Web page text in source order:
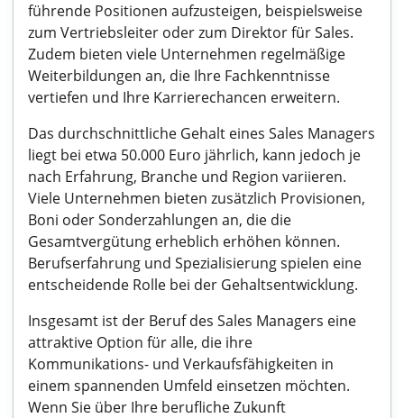
führende Positionen aufzusteigen, beispielsweise
zum Vertriebsleiter oder zum Direktor für Sales.
Zudem bieten viele Unternehmen regelmäßige
Weiterbildungen an, die Ihre Fachkenntnisse
vertiefen und Ihre Karrierechancen erweitern.
Das durchschnittliche Gehalt eines Sales Managers
liegt bei etwa 50.000 Euro jährlich, kann jedoch je
nach Erfahrung, Branche und Region variieren.
Viele Unternehmen bieten zusätzlich Provisionen,
Boni oder Sonderzahlungen an, die die
Gesamtvergütung erheblich erhöhen können.
Berufserfahrung und Spezialisierung spielen eine
entscheidende Rolle bei der Gehaltsentwicklung.
Insgesamt ist der Beruf des Sales Managers eine
attraktive Option für alle, die ihre
Kommunikations- und Verkaufsfähigkeiten in
einem spannenden Umfeld einsetzen möchten.
Wenn Sie über Ihre berufliche Zukunft